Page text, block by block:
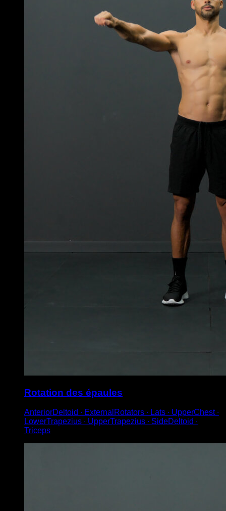
Rotation des épaules
AnteriorDeltoid ∙ ExternalRotators ∙ Lats ∙ UpperChest ∙
LowerTrapezius ∙ UpperTrapezius ∙ SideDeltoid ∙
Triceps